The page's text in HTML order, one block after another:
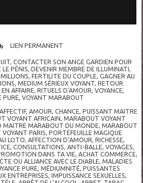
LIEN PERMANENT
,CONTACTER SON ANGE GARDIEN POUR
LE PÉNIS,DEVENIR MEMBRE DE ILLUMINATI,
,FERTILITE DU COUPLE,GAGNER AU
,MEDIUM SÉRIEUX VOYANT,RETOUR
EN AFFAIRE,RITUELS D'AMOUR,VOYANCE,
PURE,VOYANT MARABOUT
, AMOUR CHANCE PUISSANT MAITRE
VOYANT AFRICAIN ,MARABOUT VOYANT
MAITRE MARABOUT DU MONDE ,MARABOUT
PARIS ,PORTEFEUILLE MAGIQUE
LOTO AFFECTION D’AMOUR ,RICHESSE
CONSULTATIONS ANTI-BALLE VOYAGES
DANS TA VIE ACHAT COMMERCE
OU ALLIANCE AVEC LE DIABLE ,MALADIES
PURE ,MÉDIUMNITÉ ,PUISSANTES
ENTREPRISES ,IMPUISSANCE SEXUELLES